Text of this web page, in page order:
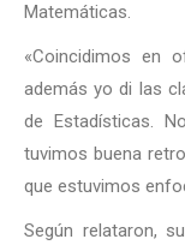
Matemáticas.
«Coincidimos en
además yo di las
de Estadísticas.
tuvimos buena
que estuvimos
Según relataron,